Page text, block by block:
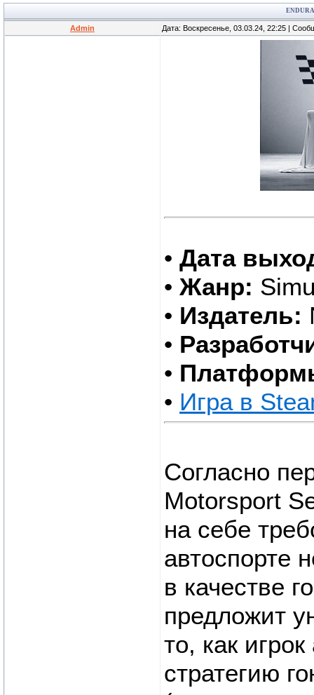
Admin Дата: Воскресенье, 03.03.24, 22:25 |
• Дата
• Жанр:
• Издатель:
•
•
• Игра в
Согласно
Motorsport
на себе
автоспорте
в качестве
предложит
то, как
стратегию